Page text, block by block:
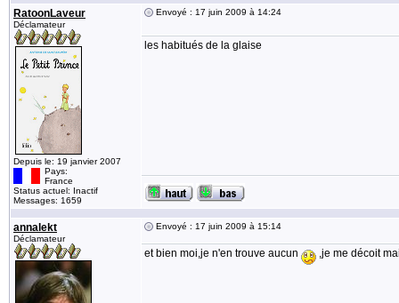
RatoonLaveur
Déclamateur
Depuis le: 19 janvier 2007
Pays:
France
Status actuel: Inactif
Messages: 1659
Envoyé : 17 juin 2009 à 14:24
les habitués de la glaise
annalekt
Déclamateur
Envoyé : 17 juin 2009 à 15:14
et bien moi,je n'en trouve aucun ,je me décoit